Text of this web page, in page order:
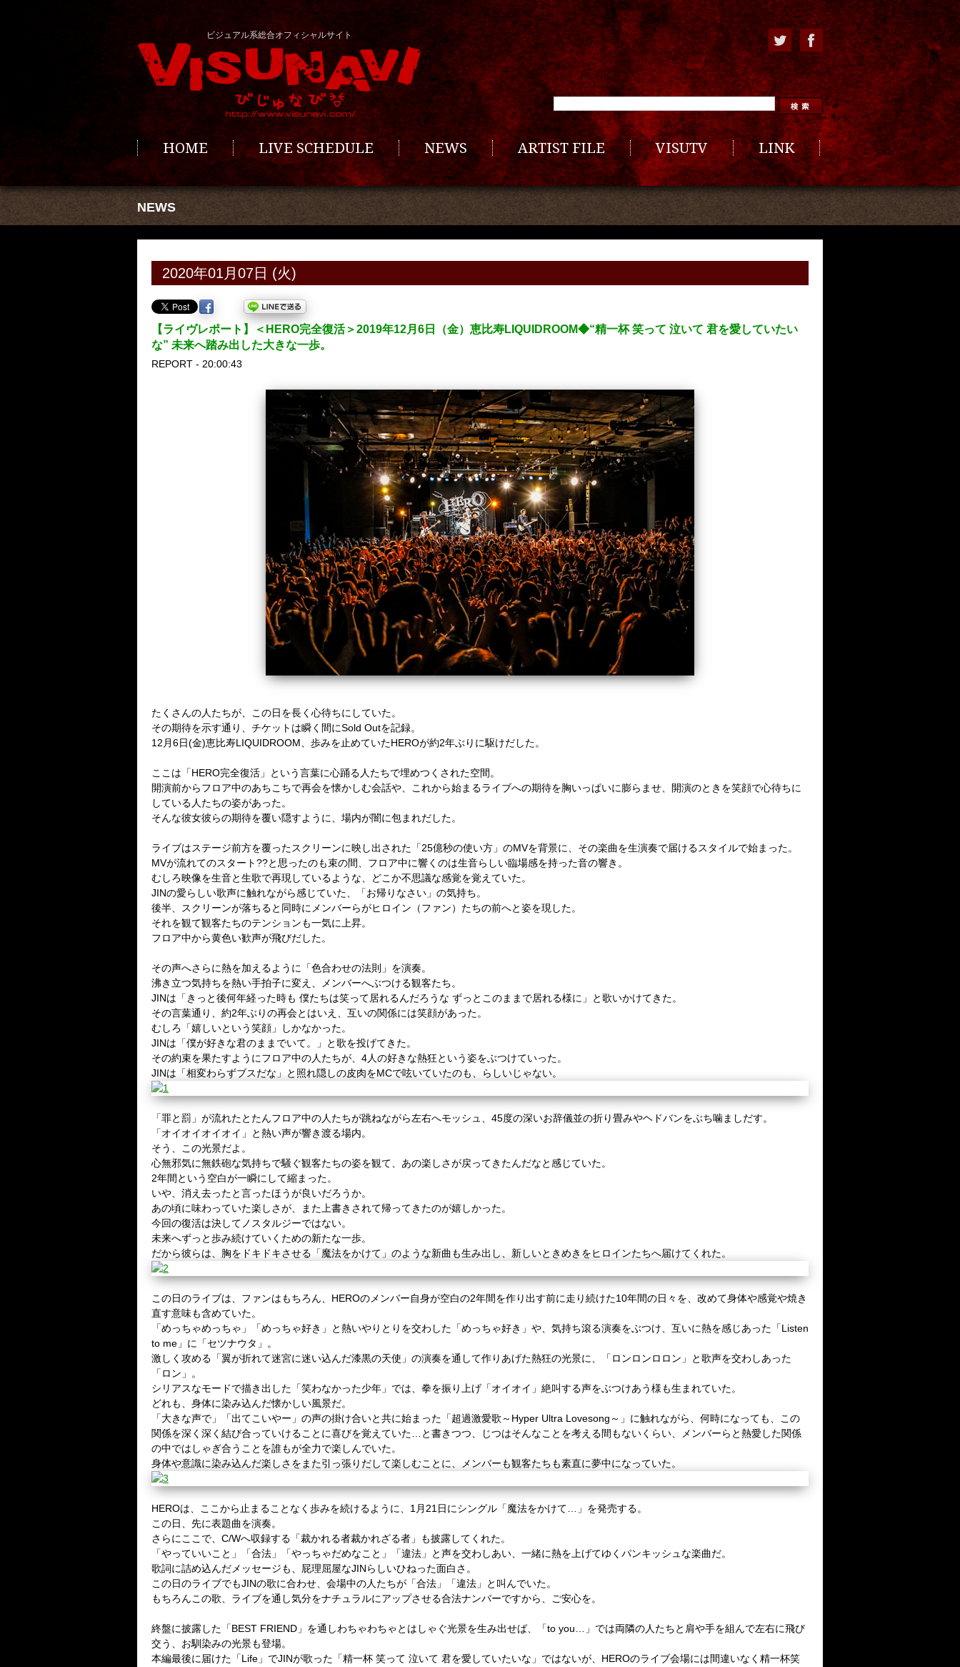
ビジュアル系総合オフィシャルサイト
HOME LIVE SCHEDULE NEWS ARTIST FILE VISUTV LINK
NEWS
2020年01月07日 (火)
【ライヴレポート】＜HERO完全復活＞2019年12月6日（金）恵比寿LIQUIDROOM◆“精一杯 笑って 泣いて 君を愛していたい
な” 未来へ踏み出した大きな一歩。
REPORT - 20:00:43
たくさんの人たちが、この日を長く心待ちにしていた。
その期待を示す通り、チケットは瞬く間にSold Outを記録。
12月6日(金)恵比寿LIQUIDROOM、歩みを止めていたHEROが約2年ぶりに駆けだした。
ここは「HERO完全復活」という言葉に心踊る人たちで埋めつくされた空間。
開演前からフロア中のあちこちで再会を懐かしむ会話や、これから始まるライブへの期待を胸いっぱいに膨らませ、開演のときを笑顔で心待ちに
している人たちの姿があった。
そんな彼女彼らの期待を覆い隠すように、場内が闇に包まれだした。
ライブはステージ前方を覆ったスクリーンに映し出された「25億秒の使い方」のMVを背景に、その楽曲を生演奏で届けるスタイルで始まった。
MVが流れてのスタート??と思ったのも束の間、フロア中に響くのは生音らしい臨場感を持った音の響き。
むしろ映像を生音と生歌で再現しているような、どこか不思議な感覚を覚えていた。
JINの愛らしい歌声に触れながら感じていた、「お帰りなさい」の気持ち。
後半、スクリーンが落ちると同時にメンバーらがヒロイン（ファン）たちの前へと姿を現した。
それを観て観客たちのテンションも一気に上昇。
フロア中から黄色い歓声が飛びだした。
その声へさらに熱を加えるように「色合わせの法則」を演奏。
沸き立つ気持ちを熱い手拍子に変え、メンバーへぶつける観客たち。
JINは「きっと後何年経った時も 僕たちは笑って居れるんだろうな ずっとこのままで居れる様に」と歌いかけてきた。
その言葉通り、約2年ぶりの再会とはいえ、互いの関係には笑顔があった。
むしろ「嬉しいという笑顔」しかなかった。
JINは「僕が好きな君のままでいて。」と歌を投げてきた。
その約束を果たすようにフロア中の人たちが、4人の好きな熱狂という姿をぶつけていった。
JINは「相変わらずブスだな」と照れ隠しの皮肉をMCで呟いていたのも、らしいじゃない。
「罪と罰」が流れたとたんフロア中の人たちが跳ねながら左右へモッシュ、45度の深いお辞儀並の折り畳みやヘドバンをぶち噛ましだす。
「オイオイオイオイ」と熱い声が響き渡る場内。
そう、この光景だよ。
心無邪気に無鉄砲な気持ちで騒ぐ観客たちの姿を観て、あの楽しさが戻ってきたんだなと感じていた。
2年間という空白が一瞬にして縮まった。
いや、消え去ったと言ったほうが良いだろうか。
あの頃に味わっていた楽しさが、また上書きされて帰ってきたのが嬉しかった。
今回の復活は決してノスタルジーではない。
未来へずっと歩み続けていくための新たな一歩。
だから彼らは、胸をドキドキさせる「魔法をかけて」のような新曲も生み出し、新しいときめきをヒロインたちへ届けてくれた。
この日のライブは、ファンはもちろん、HEROのメンバー自身が空白の2年間を作り出す前に走り続けた10年間の日々を、改めて身体や感覚や焼き
直す意味も含めていた。
「めっちゃめっちゃ」「めっちゃ好き」と熱いやりとりを交わした「めっちゃ好き」や、気持ち滾る演奏をぶつけ、互いに熱を感じあった「Listen
to me」に「セツナウタ」。
激しく攻める「翼が折れて迷宮に迷い込んだ漆黒の天使」の演奏を通して作りあげた熱狂の光景に、「ロンロンロロン」と歌声を交わしあった
「ロン」。
シリアスなモードで描き出した「笑わなかった少年」では、拳を振り上げ「オイオイ」絶叫する声をぶつけあう様も生まれていた。
どれも、身体に染み込んだ懐かしい風景だ。
「大きな声で」「出てこいやー」の声の掛け合いと共に始まった「超過激愛歌～Hyper Ultra Lovesong～」に触れながら、何時になっても、この
関係を深く深く結び合っていけることに喜びを覚えていた…と書きつつ、じつはそんなことを考える間もないくらい、メンバーらと熱愛した関係
の中ではしゃぎ合うことを誰もが全力で楽しんでいた。
身体や意識に染み込んだ楽しさをまた引っ張りだして楽しむことに、メンバーも観客たちも素直に夢中になっていた。
HEROは、ここから止まることなく歩みを続けるように、1月21日にシングル「魔法をかけて…」を発売する。
この日、先に表題曲を演奏。
さらにここで、C/Wへ収録する「裁かれる者裁かれざる者」も披露してくれた。
「やっていいこと」「合法」「やっちゃだめなこと」「違法」と声を交わしあい、一緒に熱を上げてゆくパンキッシュな楽曲だ。
歌詞に詰め込んだメッセージも、屁理屈屋なJINらしいひねった面白さ。
この日のライブでもJINの歌に合わせ、会場中の人たちが「合法」「違法」と叫んでいた。
もちろんこの歌、ライブを通し気分をナチュラルにアップさせる合法ナンバーですから、ご安心を。
終盤に披露した「BEST FRIEND」を通しわちゃわちゃとはしゃぐ光景を生み出せば、「to you…」では両隣の人たちと肩や手を組んで左右に飛び
交う、お馴染みの光景も登場。
本編最後に届けた「Life」でJINが歌った「精一杯 笑って 泣いて 君を愛していたいな」ではないが、HEROのライブ会場には間違いなく精一杯笑